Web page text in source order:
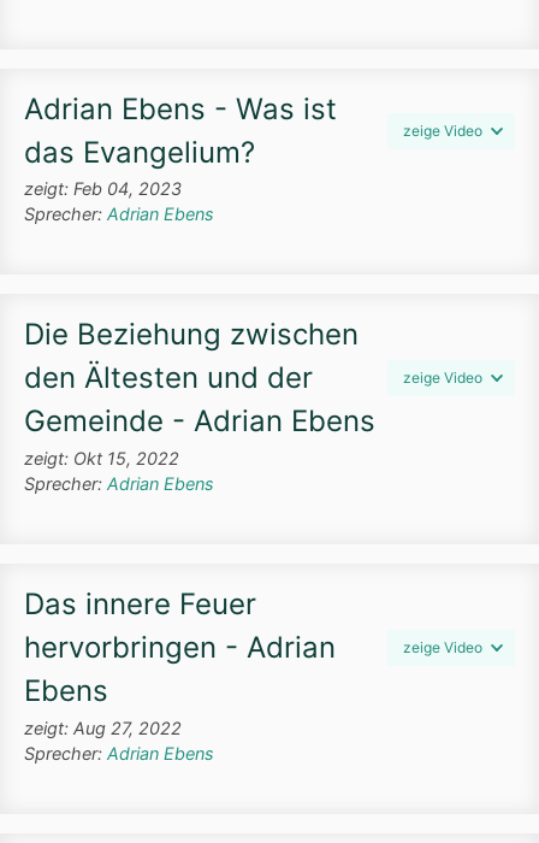
Adrian Ebens - Was ist
das Evangelium?
zeige Video
zeigt: Feb 04, 2023
Sprecher: Adrian Ebens
Die Beziehung zwischen
den Ältesten und der
Gemeinde - Adrian Ebens
zeige Video
zeigt: Okt 15, 2022
Sprecher: Adrian Ebens
Das innere Feuer
hervorbringen - Adrian
Ebens
zeige Video
zeigt: Aug 27, 2022
Sprecher: Adrian Ebens